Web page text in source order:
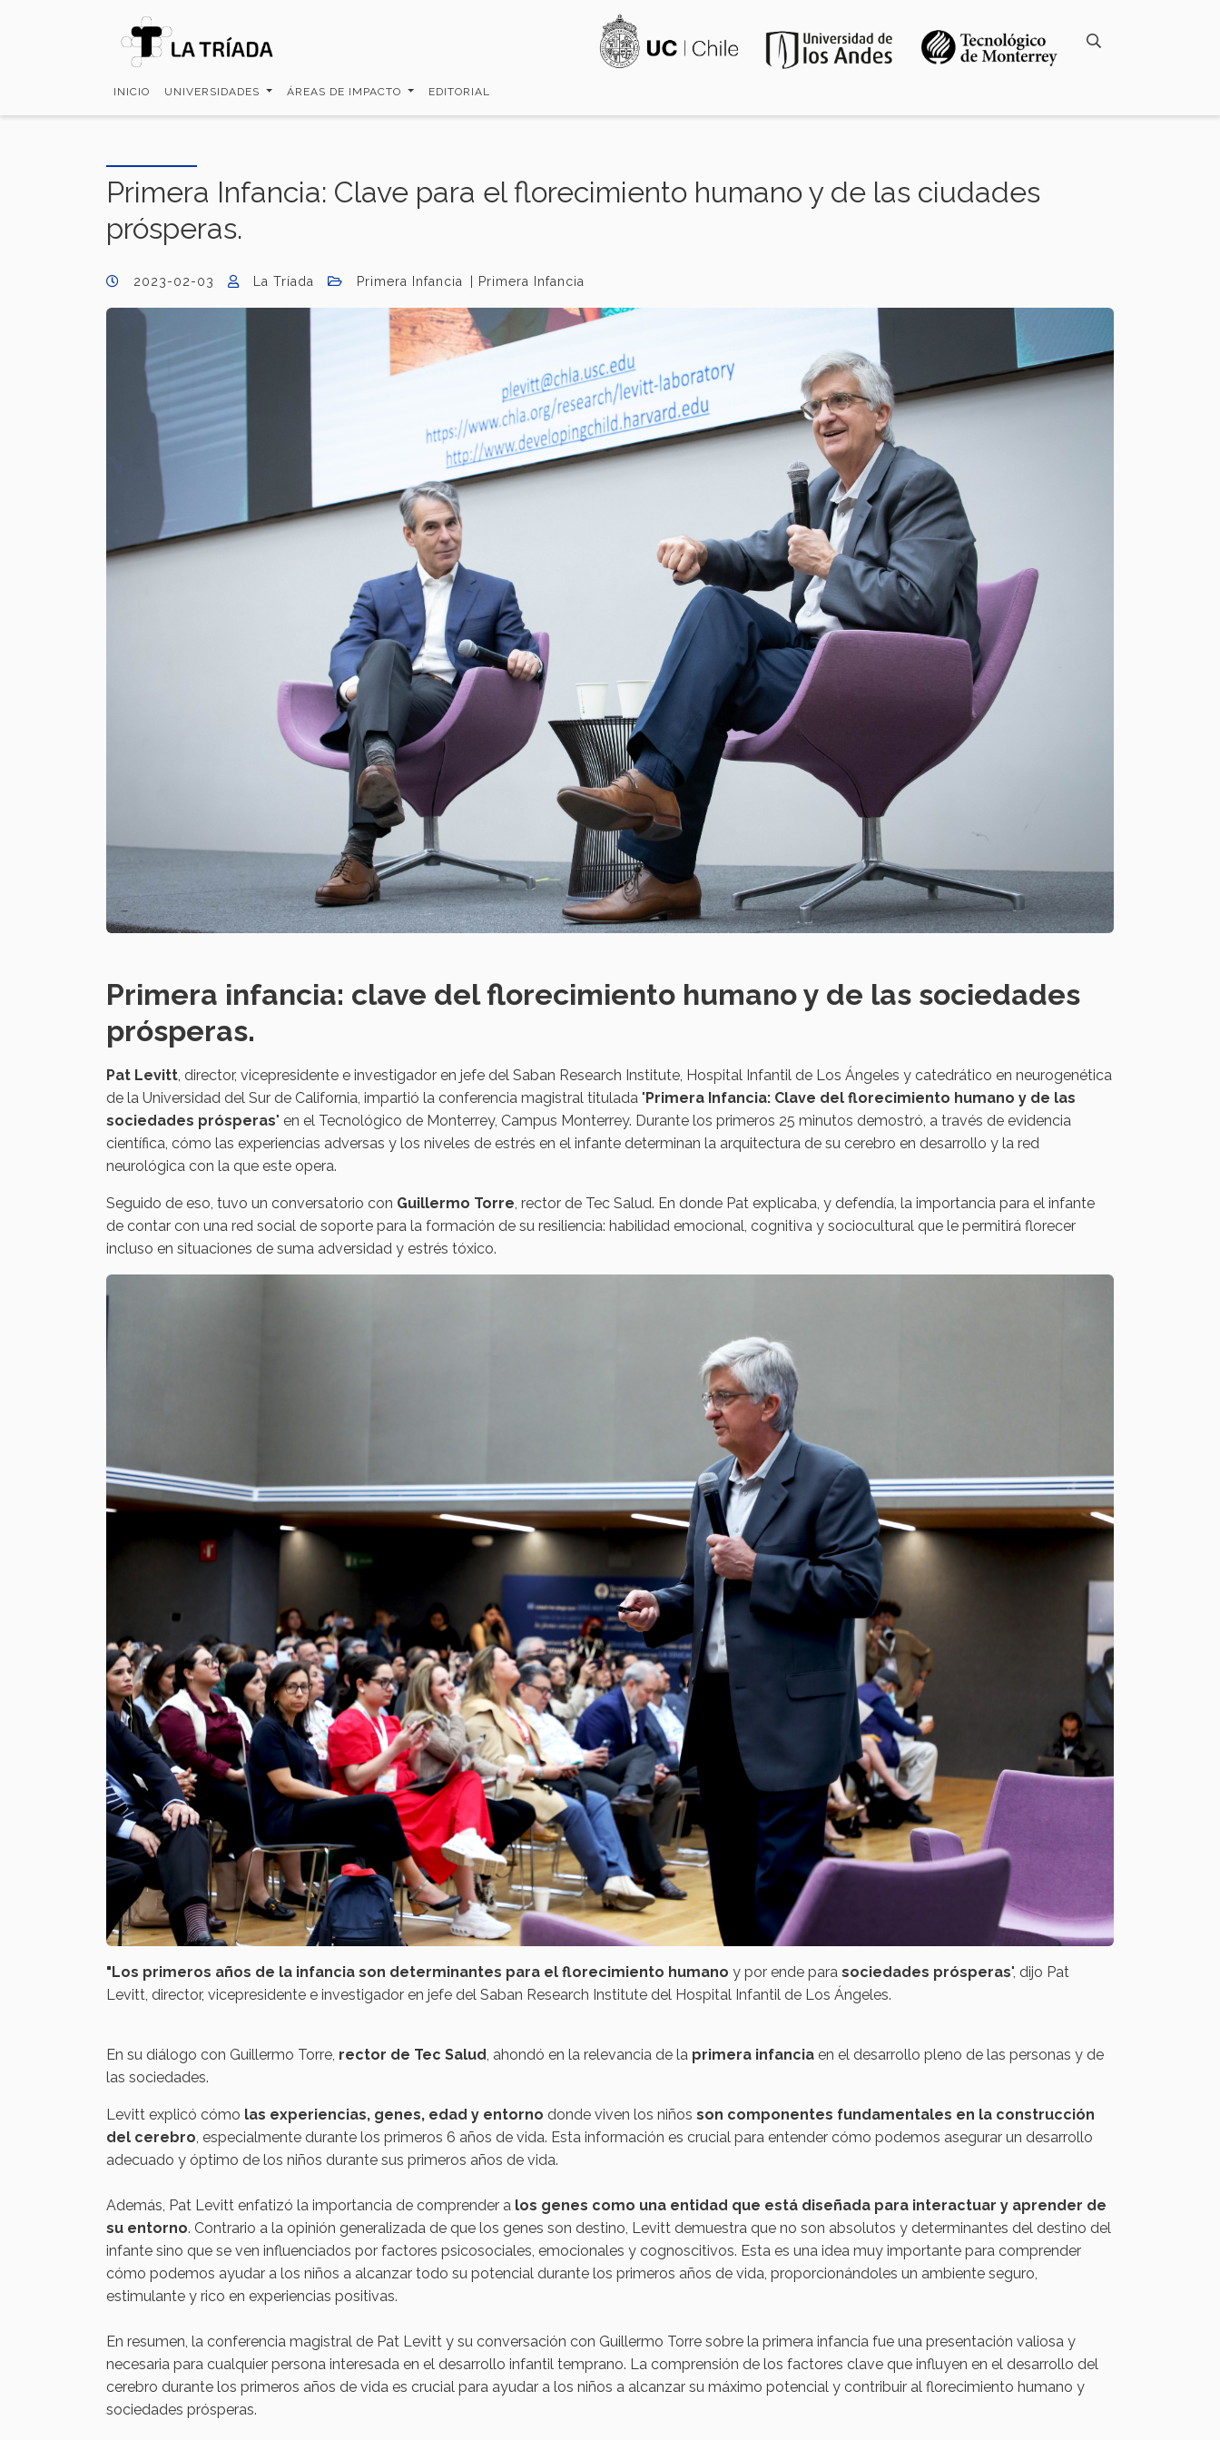
INICIO UNIVERSIDADES ÁREAS DE IMPACTO EDITORIAL
Primera Infancia: Clave para el florecimiento humano y de las ciudades
prósperas.
2023-02-03 La Tríada Primera Infancia Primera Infancia
Primera infancia: clave del florecimiento humano y de las sociedades
prósperas.
Pat Levitt, director, vicepresidente e investigador en jefe del Saban Research Institute, Hospital Infantil de Los Ángeles y catedrático en neurogenética
de la Universidad del Sur de California, impartió la conferencia magistral titulada " Primera Infancia: Clave del florecimiento humano y de las
sociedades prósperas" en el Tecnológico de Monterrey, Campus Monterrey. Durante los primeros 25 minutos demostró, a través de evidencia
científica, cómo las experiencias adversas y los niveles de estrés en el infante determinan la arquitectura de su cerebro en desarrollo y la red
neurológica con la que este opera.
Seguido de eso, tuvo un conversatorio con Guillermo Torre, rector de Tec Salud. En donde Pat explicaba, y defendía, la importancia para el infante
de contar con una red social de soporte para la formación de su resiliencia: habilidad emocional, cognitiva y sociocultural que le permitirá florecer
incluso en situaciones de suma adversidad y estrés tóxico.
"Los primeros años de la infancia son determinantes para el florecimiento humano y por ende para sociedades prósperas", dijo Pat
Levitt, director, vicepresidente e investigador en jefe del Saban Research Institute del Hospital Infantil de Los Ángeles.
En su diálogo con Guillermo Torre, rector de Tec Salud, ahondó en la relevancia de la primera infancia en el desarrollo pleno de las personas y de
las sociedades.
Levitt explicó cómo las experiencias, genes, edad y entorno donde viven los niños son componentes fundamentales en la construcción
del cerebro, especialmente durante los primeros 6 años de vida. Esta información es crucial para entender cómo podemos asegurar un desarrollo
adecuado y óptimo de los niños durante sus primeros años de vida.
Además, Pat Levitt enfatizó la importancia de comprender a los genes como una entidad que está diseñada para interactuar y aprender de
su entorno. Contrario a la opinión generalizada de que los genes son destino, Levitt demuestra que no son absolutos y determinantes del destino del
infante sino que se ven influenciados por factores psicosociales, emocionales y cognoscitivos. Esta es una idea muy importante para comprender
cómo podemos ayudar a los niños a alcanzar todo su potencial durante los primeros años de vida, proporcionándoles un ambiente seguro,
estimulante y rico en experiencias positivas.
En resumen, la conferencia magistral de Pat Levitt y su conversación con Guillermo Torre sobre la primera infancia fue una presentación valiosa y
necesaria para cualquier persona interesada en el desarrollo infantil temprano. La comprensión de los factores clave que influyen en el desarrollo del
cerebro durante los primeros años de vida es crucial para ayudar a los niños a alcanzar su máximo potencial y contribuir al florecimiento humano y
sociedades prósperas.